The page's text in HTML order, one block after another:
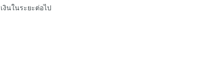
นในระยะต่อไป